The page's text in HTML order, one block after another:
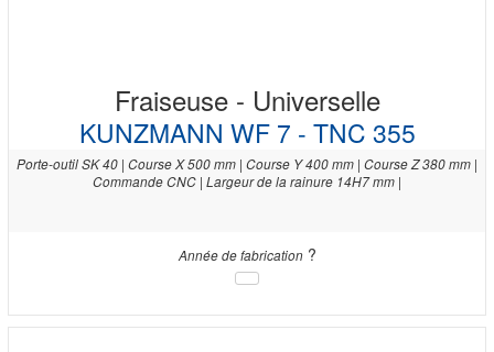
Fraiseuse - Universelle
KUNZMANN WF 7 - TNC 355
Porte-outil SK 40 | Course X 500 mm | Course Y 400 mm | Course Z 380 mm |
Commande CNC | Largeur de la rainure 14H7 mm |
Année de fabrication?